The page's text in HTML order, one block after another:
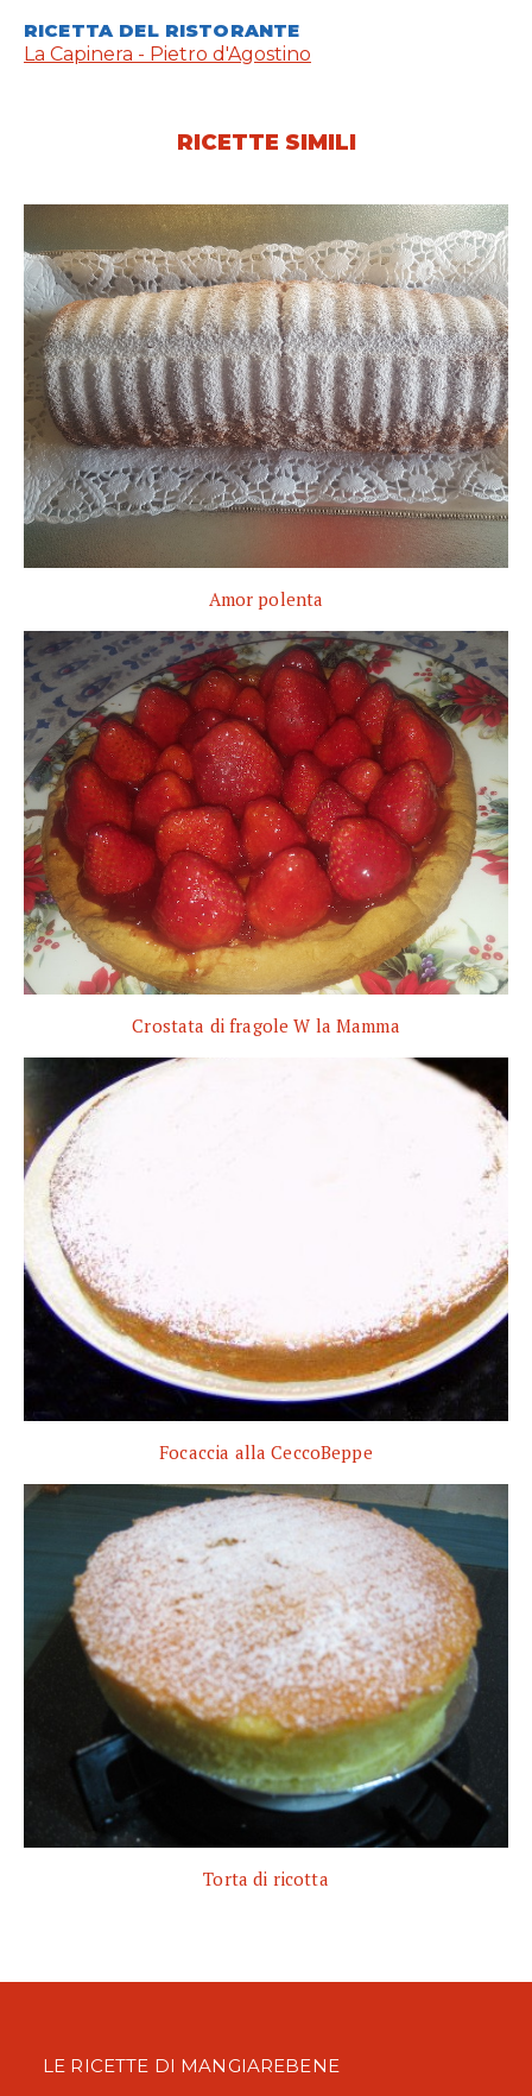
RICETTA DEL RISTORANTE
La Capinera - Pietro d'Agostino
RICETTE SIMILI
Amor polenta
Crostata di fragole W la Mamma
Focaccia alla CeccoBeppe
Torta di ricotta
LE RICETTE DI MANGIAREBENE